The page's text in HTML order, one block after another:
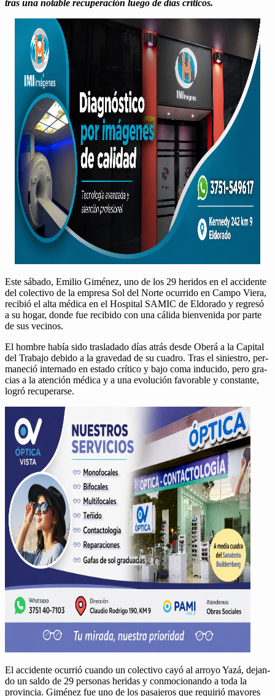
tras una notable recu­peración luego de días críti­cos.
Este sába­do, Emilio Giménez, uno de los 29 heri­dos en el acci­dente
del colec­ti­vo de la empre­sa Sol del Norte ocur­ri­do en Cam­po Viera,
recibió el alta médi­ca en el Hos­pi­tal SAMIC de Eldo­ra­do y regresó
a su hog­ar, donde fue recibido con una cál­i­da bien­veni­da por parte
de sus veci­nos.
El hom­bre había sido traslada­do días atrás des­de Oberá a la Cap­i­tal
del Tra­ba­jo debido a la gravedad de su cuadro. Tras el sinie­stro, per­
maneció inter­na­do en esta­do críti­co y bajo coma induci­do, pero gra­
cias a la aten­ción médi­ca y a una evolu­ción favor­able y con­stante,
logró recu­per­arse.
El acci­dente ocur­rió cuan­do un colec­ti­vo cayó al arroyo Yazá, dejan­
do un sal­do de 29 per­sonas heri­das y con­mo­cio­nan­do a toda la
provin­cia. Giménez fue uno de los pasajeros que requir­ió may­ores